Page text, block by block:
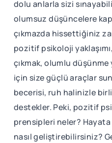
dolu anlarla sizi
olumsuz düşüncelere
çıkmazda hissettiğiniz
pozitif psikoloji
çıkmak, olumlu
için size güçlü araçlar
becerisi, ruh halinizle
destekler. Peki, pozitif
prensipleri neler? Hayata
nasıl geliştirebilirsiniz?